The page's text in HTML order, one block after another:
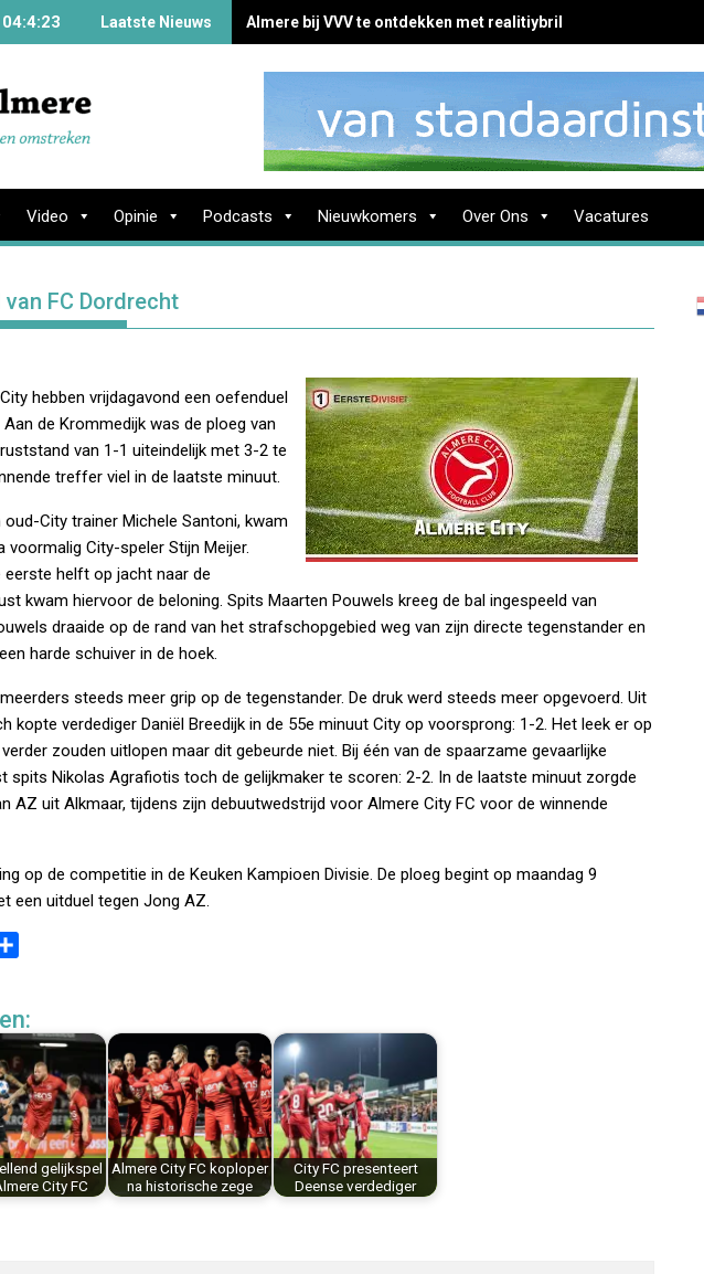
04:4:23 Laatste Nieuws Almere bij VVV te ontdekken met realitiybril
Video Opinie Podcasts Nieuwkomers Over Ons Vacatures
FC Dordrecht
hebben vrijdagavond een oefenduel
de Krommedijk was de ploeg van
van 1-1 uiteindelijk met 3-2 te
treffer viel in de laatste minuut.
City trainer Michele Santoni, kwam
City-speler Stijn Meijer.
helft op jacht naar de
kwam hiervoor de beloning. Spits Maarten Pouwels kreeg de bal ingespeeld van
draaide op de rand van het strafschopgebied weg van zijn directe tegenstander en
harde schuiver in de hoek.
steeds meer grip op de tegenstander. De druk werd steeds meer opgevoerd. Uit
kopte verdediger Daniël Breedijk in de 55e minuut City op voorsprong: 1-2. Het leek er op
zouden uitlopen maar dit gebeurde niet. Bij één van de spaarzame gevaarlijke
spits Nikolas Agrafiotis toch de gelijkmaker te scoren: 2-2. In de laatste minuut zorgde
AZ uit Alkmaar, tijdens zijn debuutwedstrijd voor Almere City FC voor de winnende
op de competitie in de Keuken Kampioen Divisie. De ploeg begint op maandag 9
een uitduel tegen Jong AZ.
e
gelijkspel
City FC
Almere City FC koploper
na historische zege
City FC presenteert
Deense verdediger